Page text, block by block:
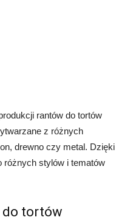
rantów do tortów
z różnych
drewno czy metal. Dzięki
różnych stylów i tematów
do tortów